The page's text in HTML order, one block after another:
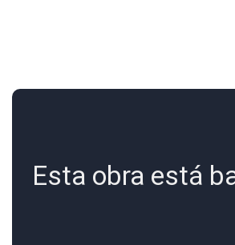
Esta obra está